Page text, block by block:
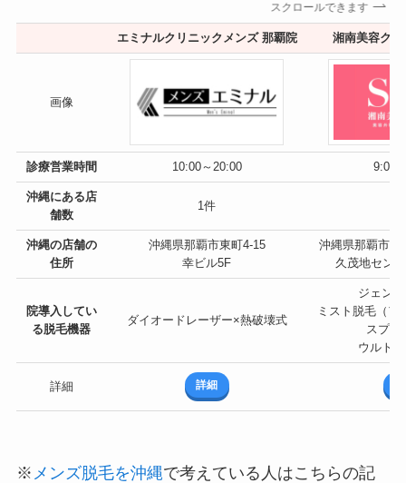
スクロールできます
エミナルクリニックメンズ 那覇院 湘南美容ク
画像
診療営業時間 10:00～20:00 9:00
沖縄にある店
舗数
1件
沖縄の店舗の
住所
沖縄県那覇市東町4-15
幸ビル5F
沖縄県那覇市久
久茂地セン
院導入してい
る脱毛機器
ダイオードレーザー×熱破壊式
ジェン
ミスト脱毛（ア
スプレ
ウルト
詳細 詳細
※ メンズ脱毛を沖縄で考えている人はこちらの記